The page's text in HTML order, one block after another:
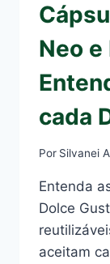
Neo
cada
Por Silvanei
Entenda
Dolce
aceitam